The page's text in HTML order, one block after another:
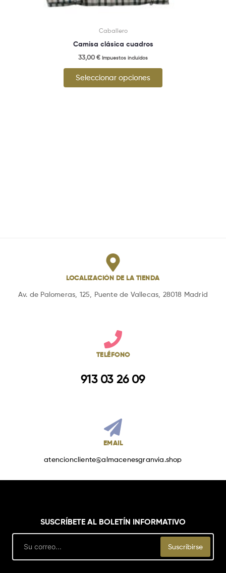
Caballero
Camisa clásica cuadros
33,00 € Impuestos incluidos
Seleccionar opciones
LOCALIZACIÓN DE LA TIENDA
Av. de Palomeras, 125, Puente de Vallecas, 28018 Madrid
TELÉFONO
913 03 26 09
EMAIL
atencioncliente@almacenesgranvia.shop
SUSCRÍBETE AL BOLETÍN INFORMATIVO
Suscribirse